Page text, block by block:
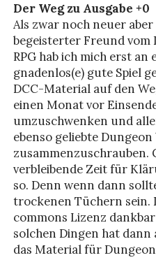
Der Weg zu Ausgabe +0
Als zwar noch neuer
begeisterter Freund vom
RPG hab ich mich erst
gnadenlos(e) gute Spiel
DCC-Material auf den
einen Monat vor
umzuschwenken und
ebenso geliebte
zusammenzuschrauben.
verbleibende Zeit für
so. Denn wenn dann
trockenen Tüchern sein.
commons Lizenz
solchen Dingen hat dann
das Material für